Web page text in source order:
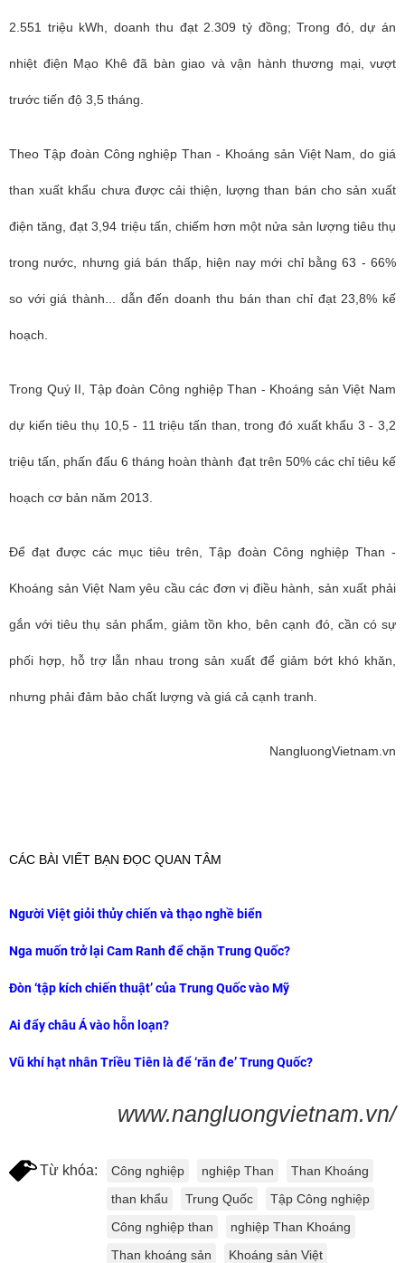
2.551 triệu kWh, doanh thu đạt 2.309 tỷ đồng; Trong đó, dự án
nhiệt điện Mạo Khê đã bàn giao và vận hành thương mại, vượt
trước tiến độ 3,5 tháng.
Theo Tập đoàn Công nghiệp Than - Khoáng sản Việt Nam, do giá
than xuất khẩu chưa được cải thiện, lượng than bán cho sản xuất
điện tăng, đạt 3,94 triệu tấn, chiếm hơn một nửa sản lượng tiêu thụ
trong nước, nhưng giá bán thấp, hiện nay mới chỉ bằng 63 - 66%
so với giá thành... dẫn đến doanh thu bán than chỉ đạt 23,8% kế
hoạch.
Trong Quý II, Tập đoàn Công nghiệp Than - Khoáng sản Việt Nam
dự kiến tiêu thụ 10,5 - 11 triệu tấn than, trong đó xuất khẩu 3 - 3,2
triệu tấn, phấn đấu 6 tháng hoàn thành đạt trên 50% các chỉ tiêu kế
hoạch cơ bản năm 2013.
Để đạt được các mục tiêu trên, Tập đoàn Công nghiệp Than -
Khoáng sản Việt Nam yêu cầu các đơn vị điều hành, sản xuất phải
gắn với tiêu thụ sản phẩm, giảm tồn kho, bên cạnh đó, cần có sự
phối hợp, hỗ trợ lẫn nhau trong sản xuất để giảm bớt khó khăn,
nhưng phải đảm bảo chất lượng và giá cả cạnh tranh.
NangluongVietnam.vn
CÁC BÀI VIẾT BẠN ĐỌC QUAN TÂM
Người Việt giỏi thủy chiến và thạo nghề biển
Nga muốn trở lại Cam Ranh để chặn Trung Quốc?
Đòn ‘tập kích chiến thuật’ của Trung Quốc vào Mỹ
Ai đẩy châu Á vào hỗn loạn?
Vũ khí hạt nhân Triều Tiên là để ‘răn đe’ Trung Quốc?
www.nangluongvietnam.vn/
Từ khóa: Công nghiệp nghiệp Than
Than Khoáng
than khẩu
Trung Quốc
Tập Công nghiệp
Công nghiệp than
nghiệp Than Khoáng
Than khoáng sản
Khoáng sản Việt